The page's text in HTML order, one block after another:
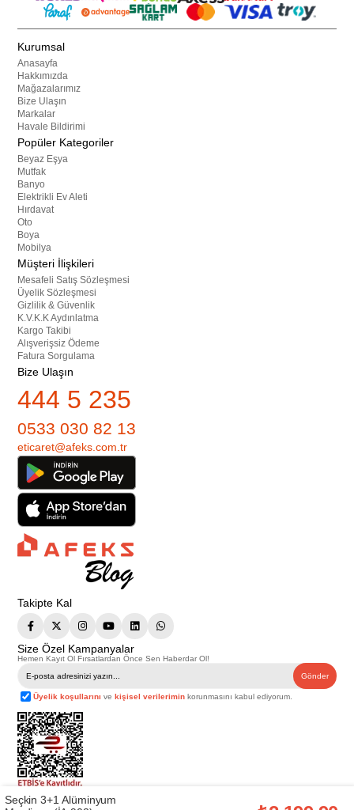
Kurumsal
Anasayfa
Hakkımızda
Mağazalarımız
Bize Ulaşın
Markalar
Havale Bildirimi
Popüler Kategoriler
Beyaz Eşya
Mutfak
Banyo
Elektrikli Ev Aleti
Hırdavat
Oto
Boya
Mobilya
Müşteri İlişkileri
Mesafeli Satış Sözleşmesi
Üyelik Sözleşmesi
Gizlilik & Güvenlik
K.V.K.K Aydınlatma
Kargo Takibi
Alışverişsiz Ödeme
Fatura Sorgulama
Bize Ulaşın
444 5 235
0533 030 82 13
eticaret@afeks.com.tr
Takipte Kal
Size Özel Kampanyalar
Hemen Kayıt Ol Fırsatlardan Önce Sen Haberdar Ol!
Gönder
Üyelik koşullarını vekişisel verilerimin korunmasını kabul ediyorum.
Telif Hakkı © 2026
. Tüm hakları saklıdır.
Seçkin 3+1 Alüminyum